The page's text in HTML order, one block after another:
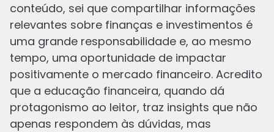
conteúdo, sei que compartilhar informações
relevantes sobre finanças e investimentos é
uma grande responsabilidade e, ao mesmo
tempo, uma oportunidade de impactar
positivamente o mercado financeiro. Acredito
que a educação financeira, quando dá
protagonismo ao leitor, traz insights que não
apenas respondem às dúvidas, mas
Os últimos deJulia